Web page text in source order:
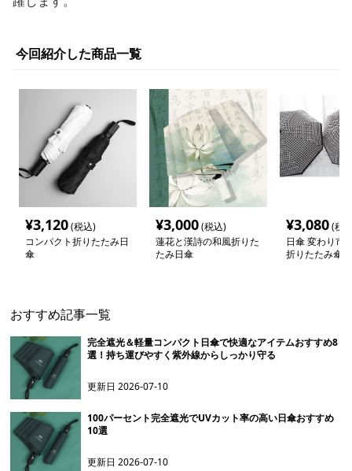
今回紹介した商品一覧
¥3,120(税込)
コンパクト折りたたみ日
傘
¥3,000(税込)
蓮花と漢詩の和風折りた
たみ日傘
¥3,080(税
日傘 変わり市
折りたたみ傘
おすすめ記事一覧
完全遮光＆軽量コンパクト日傘で快適なアイテムおすすめ8
選！持ち運びやすく紫外線からしっかり守る
更新日2026-07-10
100パーセント完全遮光でUVカット率の高い日傘おすすめ
10選
更新日2026-07-10